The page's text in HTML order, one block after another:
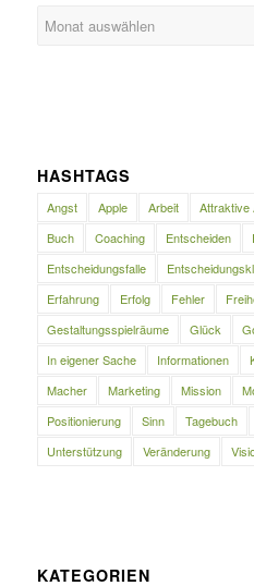
HASHTAGS
Angst Apple Arbeit Attraktive
Buch
Coaching Entscheiden
Entscheidungsfalle
Erfahrung
Erfolg Fehler
Gestaltungsspielräume
Glück
In eigener Sache
Informationen
Macher
Marketing Mission
Positionierung
Sinn Tagebuch
Unterstützung
Veränderung
KATEGORIEN